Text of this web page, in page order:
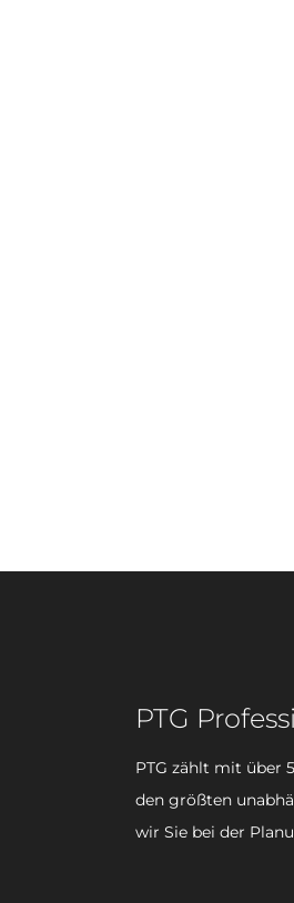
PTG
PTG zählt mit über
den größten
wir Sie bei der